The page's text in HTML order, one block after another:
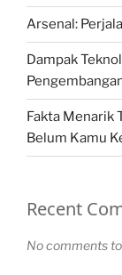
Arsenal:
Dampak
Fakta Menarik
Belum Kamu
Recent
No comments